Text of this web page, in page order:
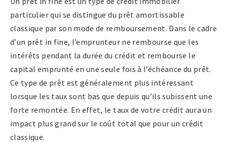
particulier qui se distingue du prêt amortissable
classique par son mode de remboursement. Dans le cadre
d’un prêt in fine, l’emprunteur ne rembourse que les
intérêts pendant la durée du crédit et rembourse le
capital emprunté en une seule fois à l’échéance du prêt.
Ce type de prêt est généralement plus intéressant
lorsque les taux sont bas que depuis qu’ils subissent une
forte remontée. En effet, le taux de votre crédit aura un
impact plus grand sur le coût total que pour un crédit
classique.